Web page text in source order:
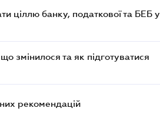
ціллю банку, податкової та БЕБ у
змінилося та як підготуватися
рекомендацій